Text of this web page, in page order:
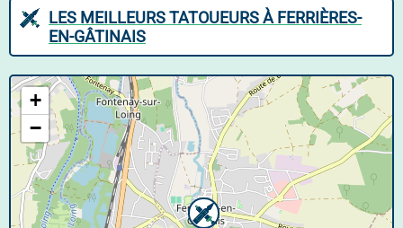
LES MEILLEURS TATOUEURS À FERRIÈRES-
EN-GÂTINAIS
+
−